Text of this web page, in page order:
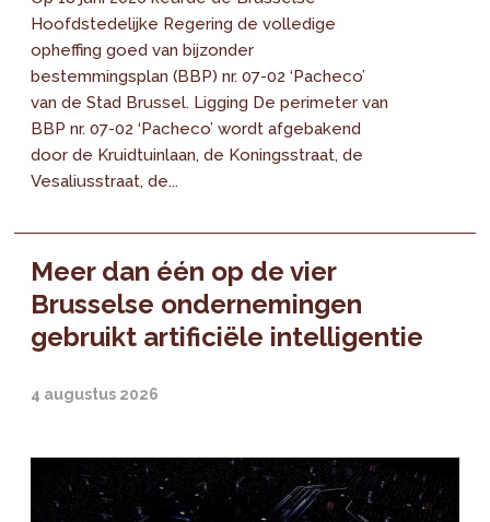
Hoofdstedelijke Regering de volledige
opheffing goed van bijzonder
bestemmingsplan (BBP) nr. 07-02 ‘Pacheco’
van de Stad Brussel. Ligging De perimeter van
BBP nr. 07-02 ‘Pacheco’ wordt afgebakend
door de Kruidtuinlaan, de Koningsstraat, de
Vesaliusstraat, de...
Meer dan één op de vier
Brusselse ondernemingen
gebruikt artificiële intelligentie
4 augustus 2026